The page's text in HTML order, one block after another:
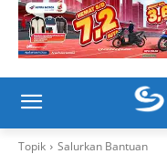
Topik Salurkan Bantuan